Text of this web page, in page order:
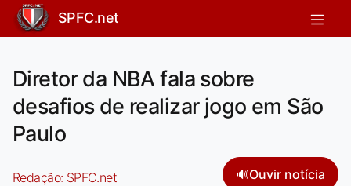
SPFC.net
Diretor da NBA fala sobre
desafios de realizar jogo em São
Paulo
Redação: SPFC.net 🔊Ouvir notícia